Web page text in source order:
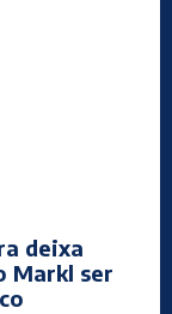
deixa
Markl ser